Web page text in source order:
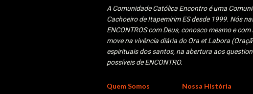
A Comunidade Católica Encontro é uma
Cachoeiro de Itapemirim ES desde 1999. Nós
ENCONTROS com Deus, conosco mesmo e
move na vivência diária do Ora et Labora
espirituais dos santos, na abertura aos
possíveis de ENCONTRO.
Quem Somos Nossa História